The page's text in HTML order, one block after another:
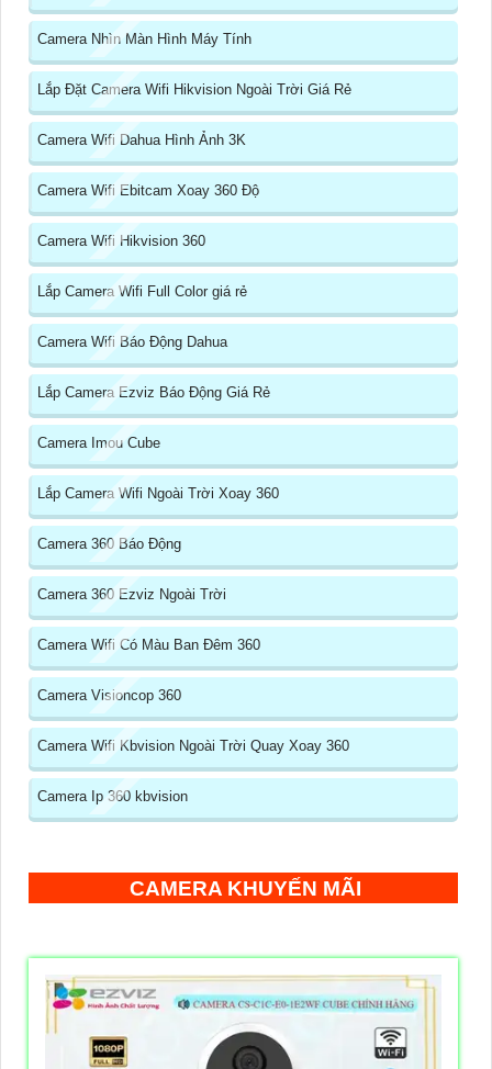
Camera Nhìn Màn Hình Máy Tính
Lắp Đặt Camera Wifi Hikvision Ngoài Trời Giá Rẻ
Camera Wifi Dahua Hình Ảnh 3K
Camera Wifi Ebitcam Xoay 360 Độ
Camera Wifi Hikvision 360
Lắp Camera Wifi Full Color giá rẻ
Camera Wifi Báo Động Dahua
Lắp Camera Ezviz Báo Động Giá Rẻ
Camera Imou Cube
Lắp Camera Wifi Ngoài Trời Xoay 360
Camera 360 Báo Động
Camera 360 Ezviz Ngoài Trời
Camera Wifi Có Màu Ban Đêm 360
Camera Visioncop 360
Camera Wifi Kbvision Ngoài Trời Quay Xoay 360
Camera Ip 360 kbvision
CAMERA KHUYẾN MÃI